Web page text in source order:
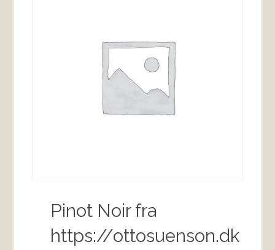
Pinot Noir fra
https://ottosuenson.dk